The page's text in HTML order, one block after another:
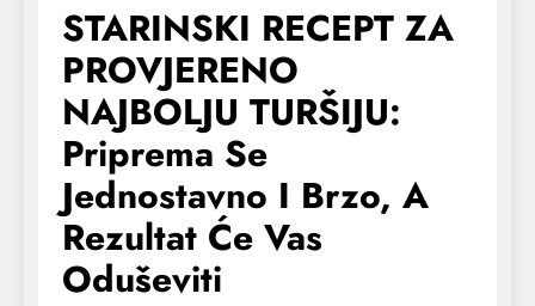
STARINSKI RECEPT ZA
PROVJERENO
NAJBOLJU TURŠIJU:
Priprema Se
Jednostavno I Brzo, A
Rezultat Će Vas
Oduševiti